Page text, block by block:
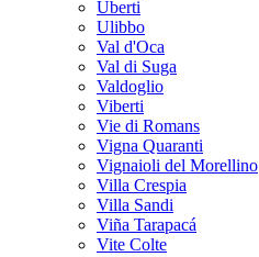
Uberti
Ulibbo
Val d'Oca
Val di Suga
Valdoglio
Viberti
Vie di Romans
Vigna Quaranti
Vignaioli del Morellino
Villa Crespia
Villa Sandi
Viña Tarapacá
Vite Colte